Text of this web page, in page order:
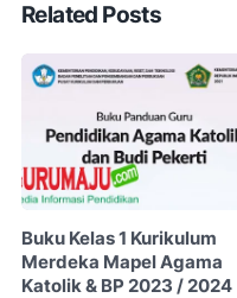
Related Posts
Buku Kelas 1 Kurikulum
Merdeka Mapel Agama
Katolik & BP 2023 / 2024